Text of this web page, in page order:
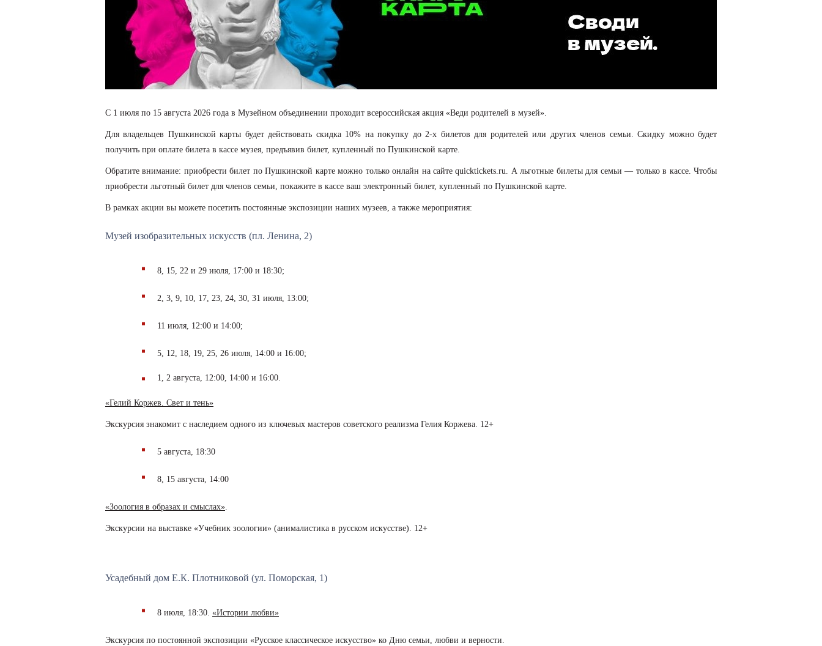
С 1 июля по 15 августа 2026 года в Музейном объединении проходит всероссийская акция «Веди родителей в музей».
Для владельцев Пушкинской карты будет действовать скидка 10% на покупку до 2-х билетов для родителей или других членов семьи. Скидку можно будет
получить при оплате билета в кассе музея, предъявив билет, купленный по Пушкинской карте.
Обратите внимание: приобрести билет по Пушкинской карте можно только онлайн на сайте quicktickets.ru. А льготные билеты для семьи — только в кассе. Чтобы
приобрести льготный билет для членов семьи, покажите в кассе ваш электронный билет, купленный по Пушкинской карте.
В рамках акции вы можете посетить постоянные экспозиции наших музеев, а также мероприятия:
Музей изобразительных искусств (пл. Ленина, 2)
8, 15, 22 и 29 июля, 17:00 и 18:30;
2, 3, 9, 10, 17, 23, 24, 30, 31 июля, 13:00;
11 июля, 12:00 и 14:00;
5, 12, 18, 19, 25, 26 июля, 14:00 и 16:00;
1, 2 августа, 12:00, 14:00 и 16:00.
«Гелий Коржев. Свет и тень»
Экскурсия знакомит с наследием одного из ключевых мастеров советского реализма Гелия Коржева. 12+
5 августа, 18:30
8, 15 августа, 14:00
«Зоология в образах и смыслах».
Экскурсии на выставке «Учебник зоологии» (анималистика в русском искусстве). 12+
Усадебный дом Е.К. Плотниковой (ул. Поморская, 1)
8 июля, 18:30. «Истории любви»
Экскурсия по постоянной экспозиции «Русское классическое искусство» ко Дню семьи, любви и верности.